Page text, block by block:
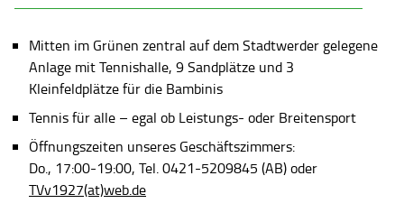
Mitten im Grünen zentral auf dem Stadtwerder gelegene
Anlage mit Tennishalle, 9 Sandplätze und 3
Kleinfeldplätze für die Bambinis
Tennis für alle – egal ob Leistungs- oder Breitensport
Öffnungszeiten unseres Geschäftszimmers:
Do., 17:00-19:00, Tel. 0421-5209845 (AB) oder
TVv1927(at)web.de